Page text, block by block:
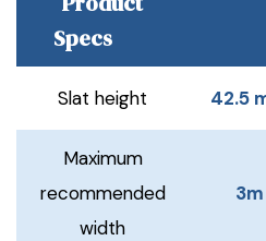
Specs
Slat height 42.5
Maximum
recommended
width
3m